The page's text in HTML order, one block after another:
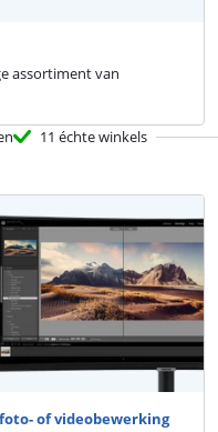
assortiment van
11 échte winkels
of videobewerking